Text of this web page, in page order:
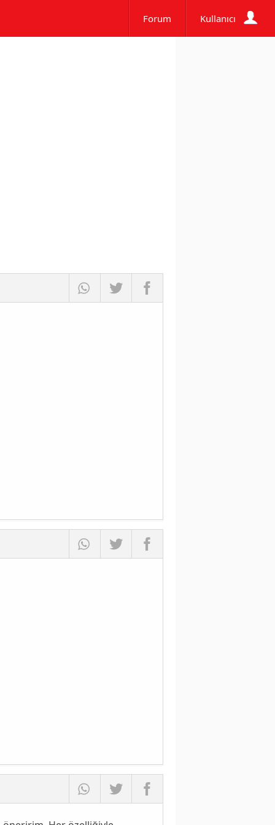
Forum Kullanıcı